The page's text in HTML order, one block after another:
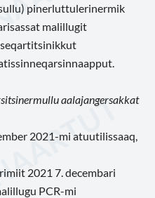
pinerluttulerinermik
malillugit
aalajangersakkat
2021-mi atuutilissaaq,
2021 7. decembari
PCR-mi